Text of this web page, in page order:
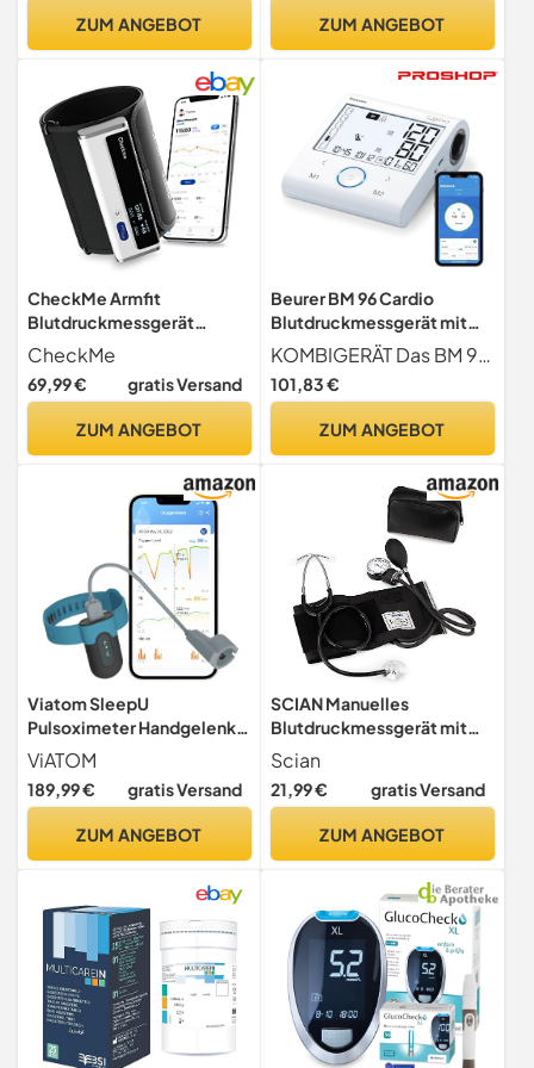
von LDL und HDL
ZUM ANGEBOT
Perfusionsindexes, 6
Messgerät mit Pulsmesser
ZUM ANGEBOT
CheckMe Armfit
Blutdruckmessgerät
Oberarm Bluetooth mit
Kostenlose App,
Blutdruckmessgeräte
42cm), Kabellos
Messgerät, Unbegrenzter
Speicherplatz
CheckMe
69,99 € gratis Versand
ZUM ANGEBOT
Beurer BM 96 Cardio
Blutdruckmessgerät mit
EKG-Funktion, Blutdruck-
und Pulsmessung am
Oberarm, zur Erkennung von
Schlaganfallprävention, für
KOMBIGERÄT Das BM 96 bietet Ihnen einen Komplett-Check Ihrer Herzgesundheit für zuhause und vereint die wichtigsten Parameter des Monitorings - Blutdruck und EKG
101,83 €
ZUM ANGEBOT
Viatom SleepU
Pulsoximeter Handgelenk,
Bluetooth Puls Oximeter
Sauerstoffsättigung
Messgerät Finger,
Fingeroximeter,
Schlafmonitor, Vibrations
Erinnern, Kostenlose APP
ViATOM
189,99 € gratis Versand
ZUM ANGEBOT
SCIAN Manuelles
Blutdruckmessgerät mit
Stethoskop - Aneroid
Sphygmomanometer zur
Messung am Oberarm,
mit Tragetasche für
Senior Erwachsene
(Schwarz)
Scian
21,99 € gratis Versand
ZUM ANGEBOT